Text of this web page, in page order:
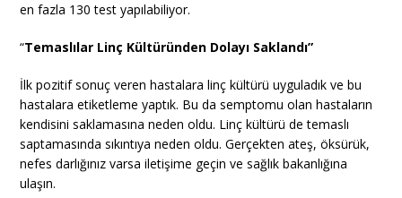
en fazla 130 test yapılabiliyor.
“Temaslılar Linç Kültüründen Dolayı Saklandı”
İlk pozitif sonuç veren hastalara linç kültürü uyguladık ve bu
hastalara etiketleme yaptık. Bu da semptomu olan hastaların
kendisini saklamasına neden oldu. Linç kültürü de temaslı
saptamasında sıkıntıya neden oldu. Gerçekten ateş, öksürük,
nefes darlığınız varsa iletişime geçin ve sağlık bakanlığına
ulaşın.